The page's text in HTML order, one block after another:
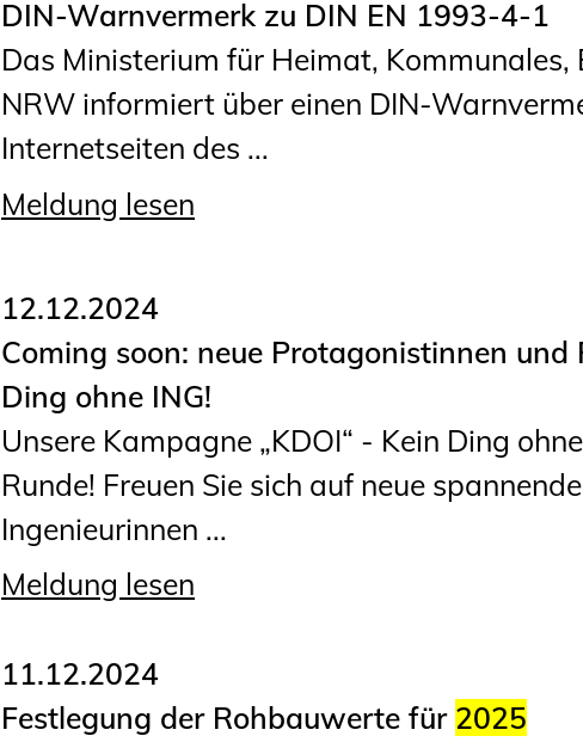
Geschäftsstelle
Mitgliedschaft
Veranstaltungsformate
Unsere Publikationen
Informationen für
Anträge, Anzeigen, Formulare
Fortbildung/Seminare
Informationen für
Ingenieurinnen und Ingenieure
Recht
Planungswettbewerbe
Publikationen
Stellenbörse
Staatlich anerkannte
DIN-Warnvermerk zu DIN EN 1993-4-1
Das Ministerium für Heimat,
NRW informiert über einen DIN-
Internetseiten des ...
Meldung lesen
12.12.2024
Coming soon: neue Protagonistinnen
Ding ohne ING!
Unsere Kampagne „KDOI“ - Kein Ding
Runde! Freuen Sie sich auf neue
Ingenieurinnen ...
Meldung lesen
11.12.2024
Festlegung der Rohbauwerte für 2025